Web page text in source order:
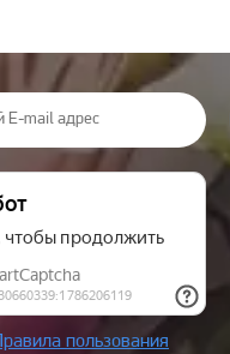
Правила пользования